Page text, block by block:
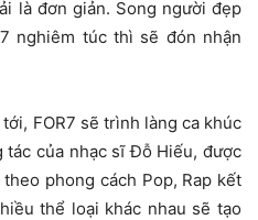
là đơn giản. Song người đẹp
nghiêm túc thì sẽ đón nhận
FOR7 sẽ trình làng ca khúc
tác của nhạc sĩ Đỗ Hiếu, được
phong cách Pop, Rap kết
thể loại khác nhau sẽ tạo